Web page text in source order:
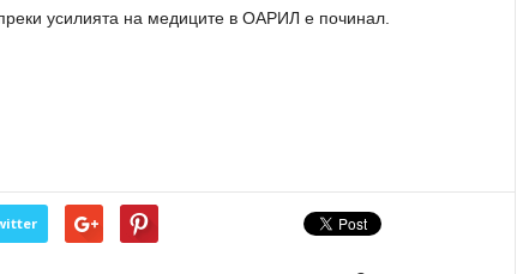
усилията на медиците в ОАРИЛ е починал.